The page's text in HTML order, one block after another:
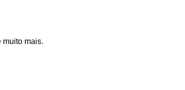
muito mais.